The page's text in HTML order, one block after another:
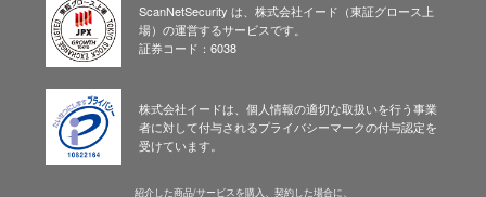
ScanNetSecurity は、株式会社イード（東証グロース上
場）の運営するサービスです。
証券コード：6038
株式会社イードは、個人情報の適切な取扱いを行う事業
者に対して付与されるプライバシーマークの付与認定を
受けています。
紹介した商品/サービスを購入、契約した場合に、